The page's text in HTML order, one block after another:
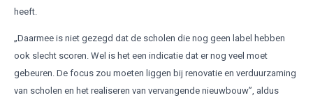
heeft.
„Daarmee is niet gezegd dat de scholen die nog geen label hebben
ook slecht scoren. Wel is het een indicatie dat er nog veel moet
gebeuren. De focus zou moeten liggen bij renovatie en verduurzaming
van scholen en het realiseren van vervangende nieuwbouw”, aldus